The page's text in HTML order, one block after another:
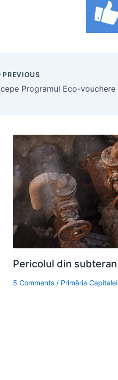
PREVIOUS
Pericolul din subteran
5 Comments / Primăria Capitalei